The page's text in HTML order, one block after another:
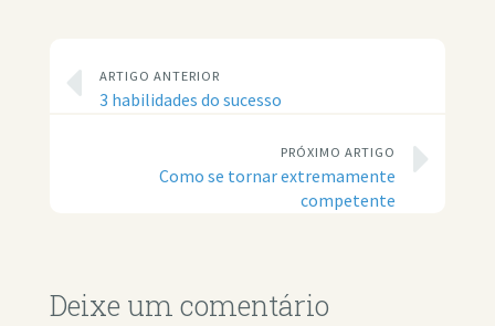
ARTIGO ANTERIOR
3 habilidades do sucesso
PRÓXIMO ARTIGO
Como se tornar extremamente
competente
Deixe um comentário